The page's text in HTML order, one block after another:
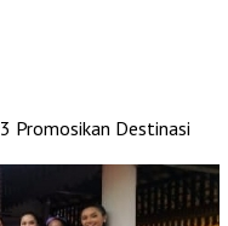
Promosikan Destinasi